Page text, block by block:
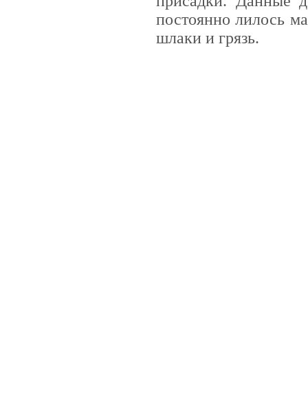
постоянно лилось
шлаки и грязь.